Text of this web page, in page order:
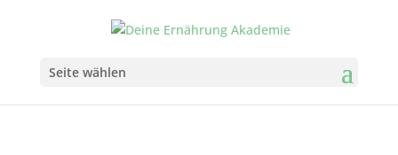
Seite wählen